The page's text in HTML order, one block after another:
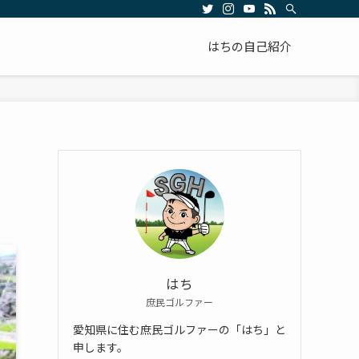
はちの自己紹介
はち
庶民ゴルファー
愛知県に住む庶民ゴルファーの「はち」と
申します。